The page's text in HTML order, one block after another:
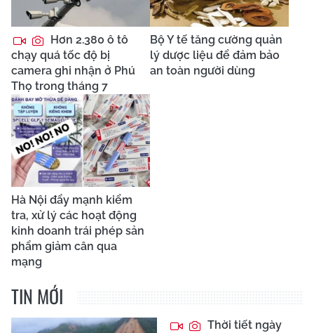
Hơn 2.380 ô tô
chạy quá tốc độ bị
camera ghi nhận ở Phú
Thọ trong tháng 7
Bộ Y tế tăng cường quản
lý dược liệu để đảm bảo
an toàn người dùng
Hà Nội đẩy mạnh kiểm
tra, xử lý các hoạt động
kinh doanh trái phép sản
phẩm giảm cân qua
mạng
TIN MỚI
Thời tiết ngày